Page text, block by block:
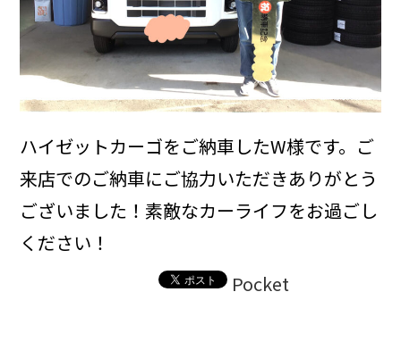
ハイゼットカーゴをご納車したW様です。ご
来店でのご納車にご協力いただきありがとう
ございました！素敵なカーライフをお過ごし
ください！
Pocket